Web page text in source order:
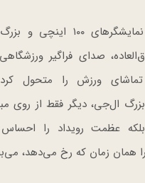
ال‌جی با ترکیب نمایشگرهای
صدای فراگیر
تماشای ورزش را متحول
ال‌جی، دیگر فقط از روی
عظمت رویداد را احساس
همان زمان که رخ می‌دهد،